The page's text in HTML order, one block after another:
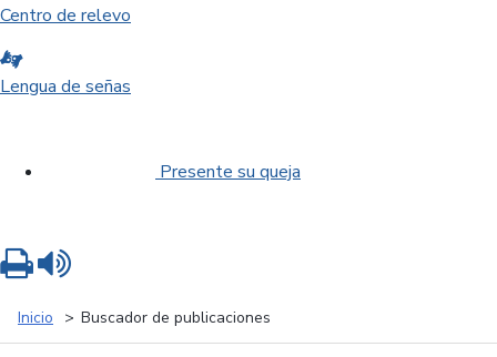
Centro de relevo
Lengua de señas
Presente su queja
Inicio Buscador de publicaciones
Imprimir